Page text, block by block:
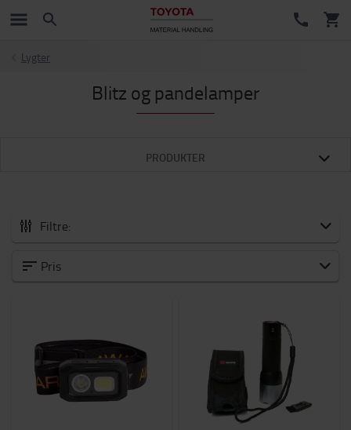
Lygter
Blitz og pandelamper
PRODUKTER
Filtre:
Alle Tilbehør
Vinter
Lygter
Sikkerhed
Fanshop
Pris